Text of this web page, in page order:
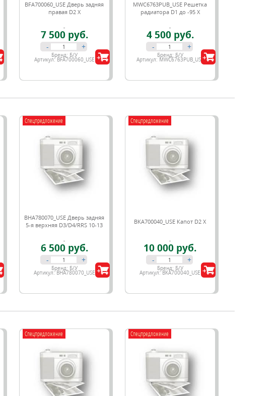
BFA700060_USE Дверь задняя
правая D2 X
7 500 руб.
- +
Бренд: Б/У
Артикул: BFA700060_USE
MWC6763PUB_USE Решетка
радиатора D1 до -95 X
4 500 руб.
- +
Бренд: Б/У
Артикул: MWC6763PUB_USE
Спецпредложение
BHA780070_USE Дверь задняя
5-я верхняя D3/D4/RRS 10-13
6 500 руб.
- +
Бренд: Б/У
Артикул: BHA780070_USE
Спецпредложение
BKA700040_USE Капот D2 X
10 000 руб.
- +
Бренд: Б/У
Артикул: BKA700040_USE
Спецпредложение Спецпредложение